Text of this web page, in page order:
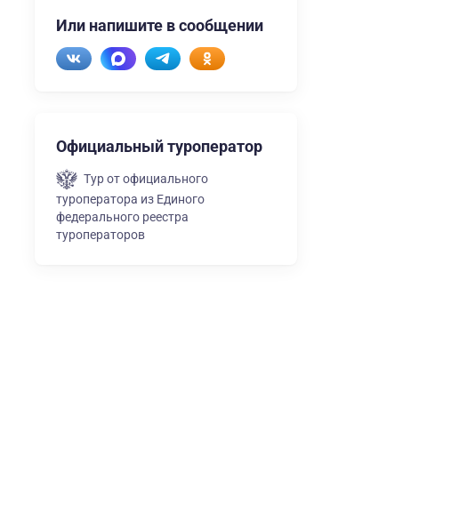
Или напишите в сообщении
Официальный туроператор
Тур от официального
туроператора из Единого
федерального реестра
туроператоров